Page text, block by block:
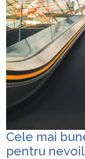
Cele mai
pentru